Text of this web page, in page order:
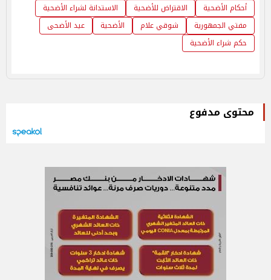
أحكام الأضحية الاقتراض للأضحية
الاستدانة لشراء الأضحية
مفتي الجمهورية
شوقي علام الأضحية
عيد الأضحى
حكم شراء الأضحية
محتوى مدفوع